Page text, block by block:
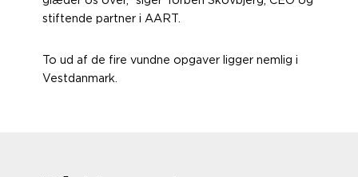
stiftende partner i AART.
To ud af de fire vundne opgaver ligger nemlig i
Vestdanmark.